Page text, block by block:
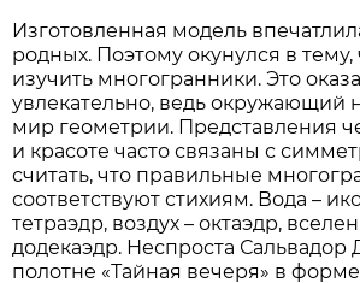
Изготовленная модель
родных. Поэтому окунулся в
изучить многогранники. Это
увлекательно, ведь окружающий
мир геометрии. Представления
и красоте часто связаны с
считать, что правильные
соответствуют стихиям. Вода –
тетраэдр, воздух – октаэдр,
додекаэдр. Неспроста Сальвадор
полотне «Тайная вечеря» в